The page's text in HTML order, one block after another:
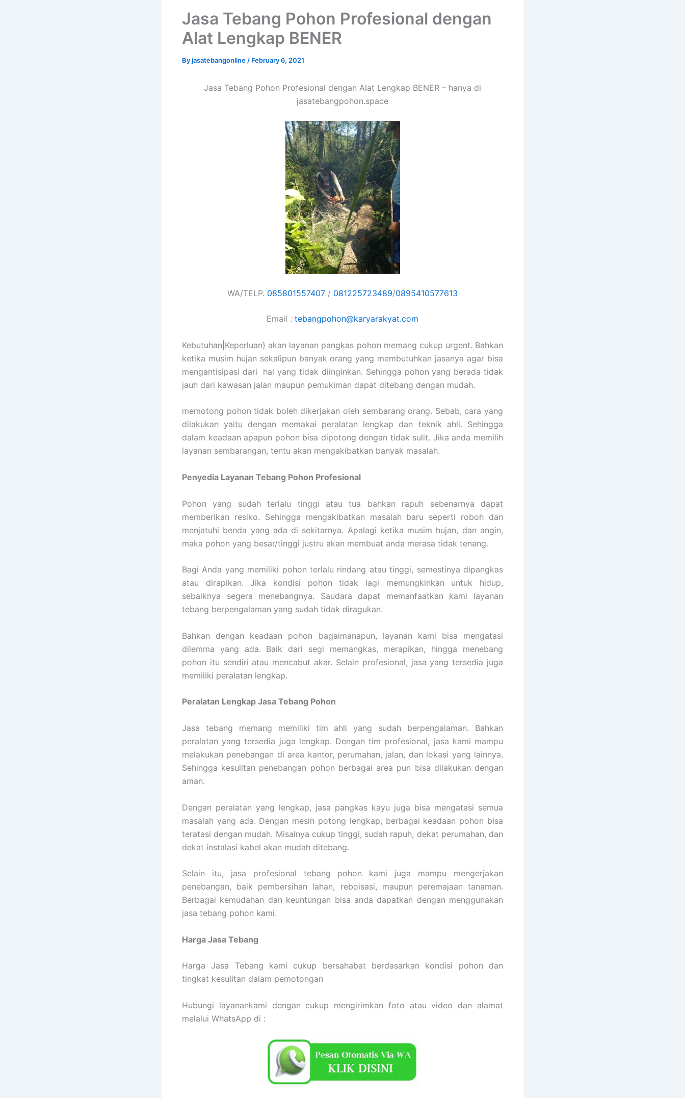
Jasa Tebang Pohon Profesional dengan
Alat Lengkap BENER
Byjasatebangonline / February 6, 2021
Jasa Tebang Pohon Profesional dengan Alat Lengkap BENER – hanya di
jasatebangpohon.space
WA/TELP. 085801557407 / 081225723489/0895410577613
Email : tebangpohon@karyarakyat.com
Kebutuhan|Keperluan} akan layanan pangkas pohon memang cukup urgent. Bahkan
ketika musim hujan sekalipun banyak orang yang membutuhkan jasanya agar bisa
mengantisipasi dari hal yang tidak diinginkan. Sehingga pohon yang berada tidak
jauh dari kawasan jalan maupun pemukiman dapat ditebang dengan mudah.
memotong pohon tidak boleh dikerjakan oleh sembarang orang. Sebab, cara yang
dilakukan yaitu dengan memakai peralatan lengkap dan teknik ahli. Sehingga
dalam keadaan apapun pohon bisa dipotong dengan tidak sulit. Jika anda memilih
layanan sembarangan, tentu akan mengakibatkan banyak masalah.
Penyedia Layanan Tebang Pohon Profesional
Pohon yang sudah terlalu tinggi atau tua bahkan rapuh sebenarnya dapat
memberikan resiko. Sehingga mengakibatkan masalah baru seperti roboh dan
menjatuhi benda yang ada di sekitarnya. Apalagi ketika musim hujan, dan angin,
maka pohon yang besar/tinggi justru akan membuat anda merasa tidak tenang.
Bagi Anda yang memiliki pohon terlalu rindang atau tinggi, semestinya dipangkas
atau dirapikan. Jika kondisi pohon tidak lagi memungkinkan untuk hidup,
sebaiknya segera menebangnya. Saudara dapat memanfaatkan kami layanan
tebang berpengalaman yang sudah tidak diragukan.
Bahkan dengan keadaan pohon bagaimanapun, layanan kami bisa mengatasi
dilemma yang ada. Baik dari segi memangkas, merapikan, hingga menebang
pohon itu sendiri atau mencabut akar. Selain profesional, jasa yang tersedia juga
memiliki peralatan lengkap.
Peralatan Lengkap Jasa Tebang Pohon
Jasa tebang memang memiliki tim ahli yang sudah berpengalaman. Bahkan
peralatan yang tersedia juga lengkap. Dengan tim profesional, jasa kami mampu
melakukan penebangan di area kantor, perumahan, jalan, dan lokasi yang lainnya.
Sehingga kesulitan penebangan pohon berbagai area pun bisa dilakukan dengan
aman.
Dengan peralatan yang lengkap, jasa pangkas kayu juga bisa mengatasi semua
masalah yang ada. Dengan mesin potong lengkap, berbagai keadaan pohon bisa
teratasi dengan mudah. Misalnya cukup tinggi, sudah rapuh, dekat perumahan, dan
dekat instalasi kabel akan mudah ditebang.
Selain itu, jasa profesional tebang pohon kami juga mampu mengerjakan
penebangan, baik pembersihan lahan, reboisasi, maupun peremajaan tanaman.
Berbagai kemudahan dan keuntungan bisa anda dapatkan dengan menggunakan
jasa tebang pohon kami.
Harga Jasa Tebang
Harga Jasa Tebang kami cukup bersahabat berdasarkan kondisi pohon dan
tingkat kesulitan dalam pemotongan
Hubungi layanankami dengan cukup mengirimkan foto atau video dan alamat
melalui WhatsApp di :